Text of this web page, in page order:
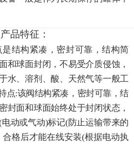
产品特征：
结构紧凑，密封可靠，结构简
和球面封闭，不易受介质侵蚀，
水、溶剂、酸、天然气等一般工
点:该阀结构紧凑，密封可靠，结
封面和球面始终处于封闭状态，
动或气动)标记(防止运输带来的
格后才能在线安装(根据电动执